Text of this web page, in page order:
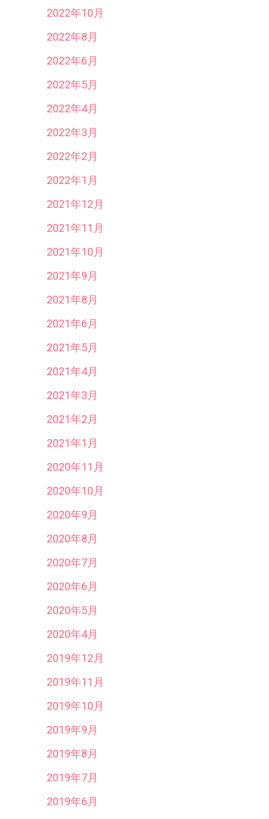
2022年10月
2022年8月
2022年6月
2022年5月
2022年4月
2022年3月
2022年2月
2022年1月
2021年12月
2021年11月
2021年10月
2021年9月
2021年8月
2021年6月
2021年5月
2021年4月
2021年3月
2021年2月
2021年1月
2020年11月
2020年10月
2020年9月
2020年8月
2020年7月
2020年6月
2020年5月
2020年4月
2019年12月
2019年11月
2019年10月
2019年9月
2019年8月
2019年7月
2019年6月